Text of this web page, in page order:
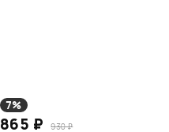
7%
865 ₽ 930 ₽